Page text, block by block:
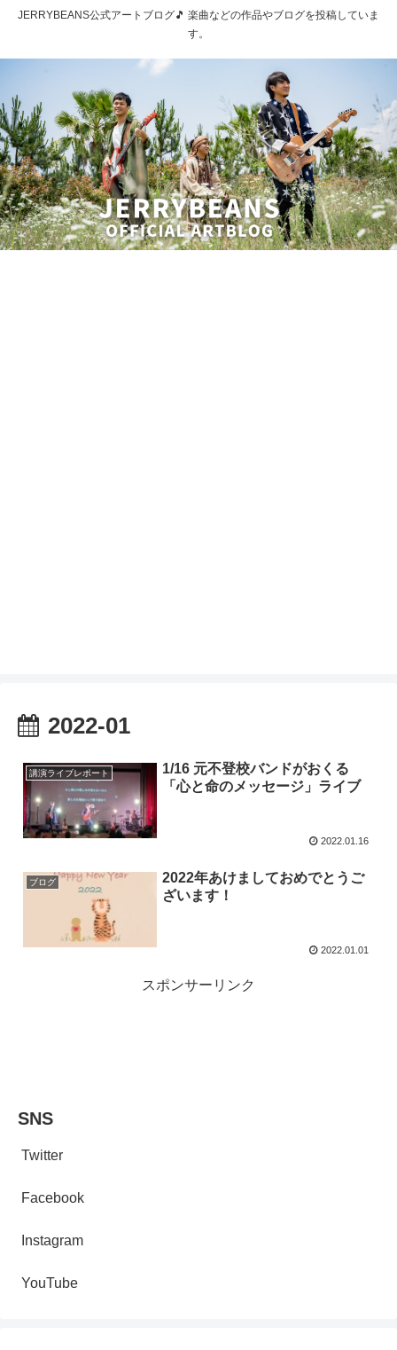
JERRYBEANS公式アートブログ🎵 楽曲などの作品やブログを投稿していま
す。
2022-01
講演ライブレポート
1/16 元不登校バンドがおくる
「心と命のメッセージ」ライブ
2022.01.16
ブログ
2022年あけましておめでとうご
ざいます！
2022.01.01
スポンサーリンク
SNS
Twitter
Facebook
Instagram
YouTube